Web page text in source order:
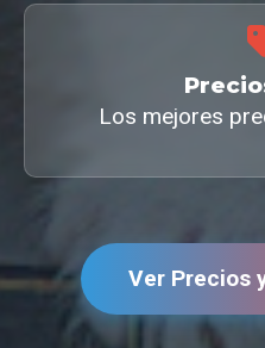
Los mejores
Ver Precios